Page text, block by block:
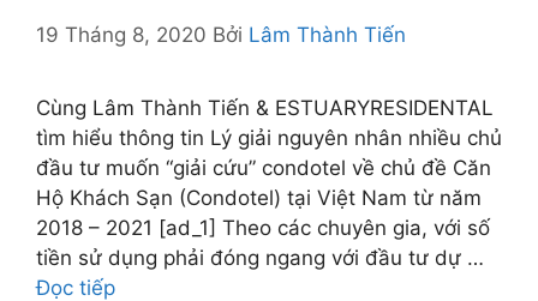
19 Tháng 8, 2020 Bởi Lâm Thành Tiến
Cùng Lâm Thành Tiến & ESTUARYRESIDENTAL
tìm hiểu thông tin Lý giải nguyên nhân nhiều chủ
đầu tư muốn “giải cứu” condotel về chủ đề Căn
Hộ Khách Sạn (Condotel) tại Việt Nam từ năm
2018 – 2021 [ad_1] Theo các chuyên gia, với số
tiền sử dụng phải đóng ngang với đầu tư dự …
Đọc tiếp